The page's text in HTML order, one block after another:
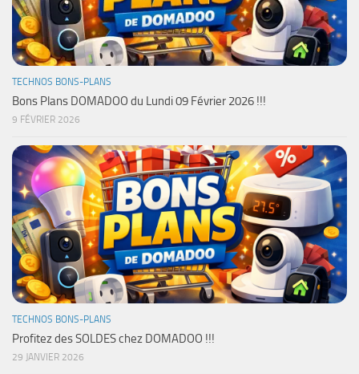
TECHNOS BONS-PLANS
Bons Plans DOMADOO du Lundi 09 Février 2026 !!!
9 FÉVRIER 2026
TECHNOS BONS-PLANS
Profitez des SOLDES chez DOMADOO !!!
29 JANVIER 2026